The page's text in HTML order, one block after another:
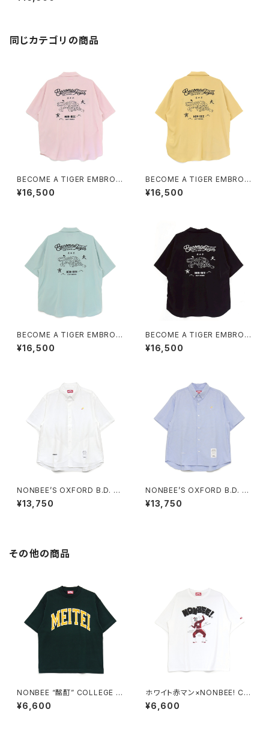
E” EMBROIDERED SHIRTS
同じカテゴリの商品
BECOME A TIGER EMBROI
DERED HALFSLEEVE SHIRT
S light-pink
¥16,500
BECOME A TIGER EMBROI
DERED HALFSLEEVE SHIRT
S light-yellow
¥16,500
BECOME A TIGER EMBROI
DERED HALFSLEEVE SHIRT
S light-blue
¥16,500
BECOME A TIGER EMBROI
DERED HALFSLEEVE SHIRT
S black
¥16,500
NONBEE’S OXFORD B.D. H
ALF SLEEVE SHIRTS “cockt
ail” white
¥13,750
NONBEE’S OXFORD B.D. H
ALF SLEEVE SHIRTS “cockt
ail” saxe-blue
¥13,750
その他の商品
NONBEE “酩酊” COLLEGE T
EE2 green
¥6,600
ホワイト赤マン×NONBEE! CO
LLABORATION TEE white/b
lack
¥6,600